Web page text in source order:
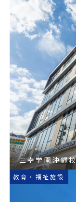
三幸学園沖縄
教育・福祉施設